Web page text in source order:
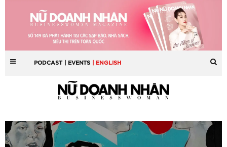
PODCAST | EVENTS | ENGLISH